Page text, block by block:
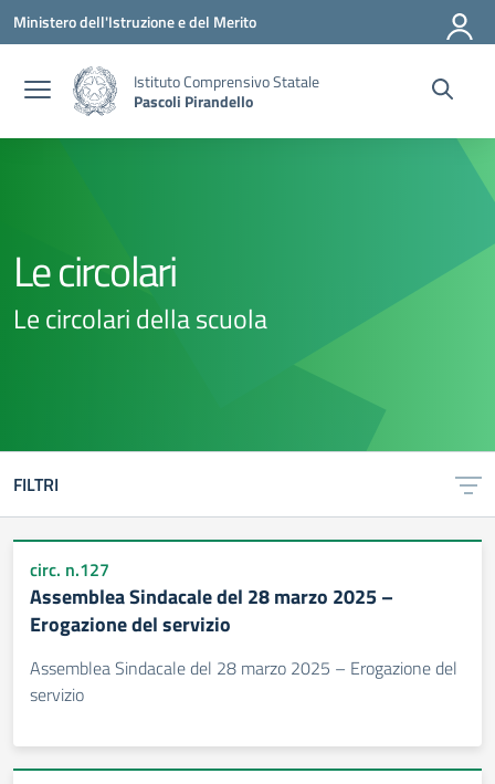
Vai ai contenuti
Vai al menu di navigazione
Vai al footer
Ministero dell'Istruzione e del Merito
Istituto Comprensivo Statale
Pascoli Pirandello
Le circolari
Le circolari della scuola
FILTRI
circ. n.127
Assemblea Sindacale del 28 marzo 2025 –
Erogazione del servizio
Assemblea Sindacale del 28 marzo 2025 – Erogazione del
servizio